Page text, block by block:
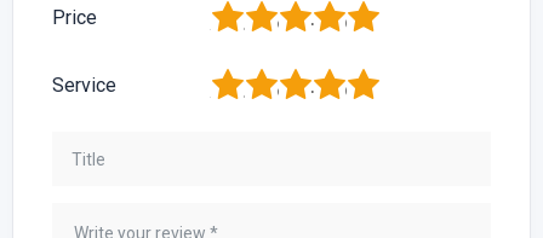
Price 5
4
3
2
Service 5
4
3
2